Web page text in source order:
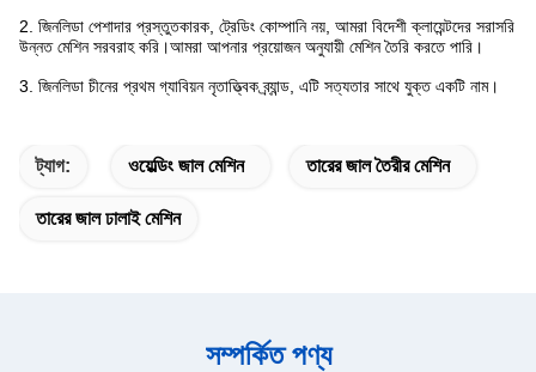
2. জিনলিডা পেশাদার প্রস্তুতকারক, ট্রেডিং কোম্পানি নয়, আমরা বিদেশী ক্লায়েন্টদের সরাসরি
উন্নত মেশিন সরবরাহ করি।আমরা আপনার প্রয়োজন অনুযায়ী মেশিন তৈরি করতে পারি।
3. জিনলিডা চীনের প্রথম গ্যাবিয়ন নৃতাত্ত্বিক ব্র্যান্ড, এটি সত্যতার সাথে যুক্ত একটি নাম।
ট্যাগ: ওয়েল্ডিং জাল মেশিন তারের জাল তৈরীর মেশিন
তারের জাল ঢালাই মেশিন
সম্পর্কিত পণ্য